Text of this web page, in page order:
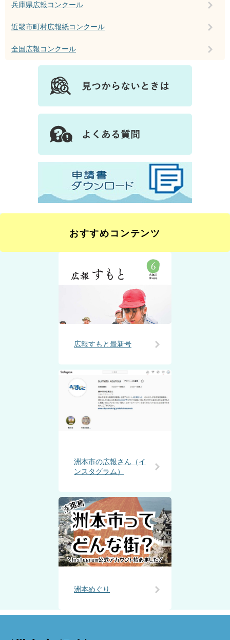
兵庫県広報コンクール
近畿市町村広報紙コンクール
全国広報コンクール
おすすめコンテンツ
広報すもと最新号
洲本市の広報さん（イ
ンスタグラム）
洲本めぐり